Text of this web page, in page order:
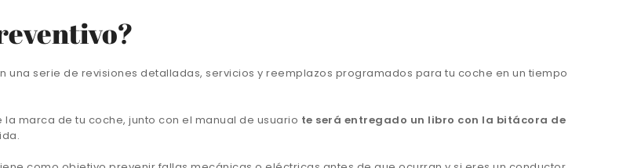
una serie de revisiones detalladas, servicios y reemplazos programados para tu coche en un tiempo
marca de tu coche, junto con el manual de usuario te será entregado un libro con la bitácora de